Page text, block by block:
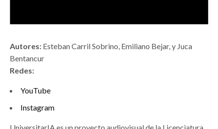
Autores: Esteban Carril Sobrino, Emiliano Bejar, y Juca
Bentancur
Redes:
YouTube
Instagram